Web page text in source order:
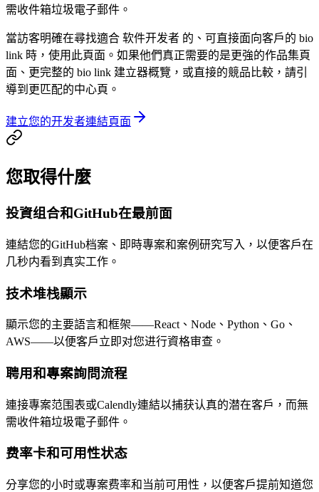
需收件箱垃圾電子郵件。
當訪客明確在尋找適合 软件开发者 的、可直接面向客戶的 bio
link 時，使用此頁面。如果他們真正需要的是更強的作品集頁
面、更完整的 bio link 建立器概覽，或直接的競品比較，請引
導到更匹配的中心頁。
建立您的开发者連結頁面
您取得什麼
投資组合和GitHub在最前面
連結您的GitHub档案、即時專案和案例研究写入，以便客戶在
几秒内看到真实工作。
技术堆栈顯示
顯示您的主要語言和框架——React、Node、Python、Go、
AWS——以便客戶立即对您进行資格审查。
聘用和專案詢問流程
連接專案范围表或Calendly連結以捕获认真的潜在客戶，而無
需收件箱垃圾電子郵件。
费率卡和可用性状态
分享您的小时或專案费率和当前可用性，以便客戶提前知道您